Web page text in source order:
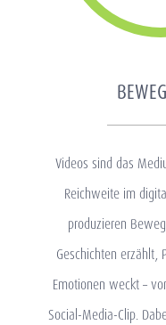
Videos sind das
Reichweite im
produzieren
Geschichten erzählt,
Emotionen weckt –
Social-Media-Clip.